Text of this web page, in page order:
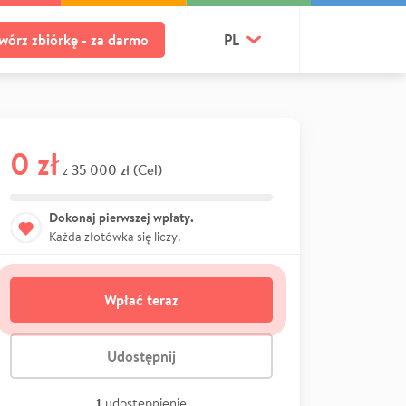
zbiórkę - za darmo PL
0 zł z 35 000 zł (Cel)
Dokonaj pierwszej wpłaty.
Każda złotówka się liczy.
Wpłać teraz
Udostępnij